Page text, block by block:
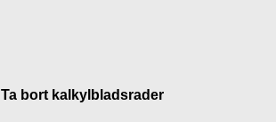
Ta bort kalkylbladsrader